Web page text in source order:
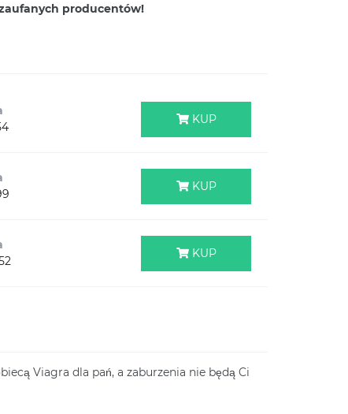
producentów!
KUP
KUP
KUP
Viagra dla pań, a zaburzenia nie będą Ci